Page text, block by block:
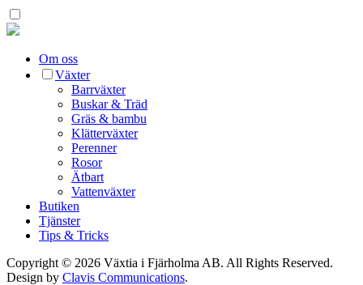
Om oss
Växter
Barrväxter
Buskar & Träd
Gräs & bambu
Klätterväxter
Perenner
Rosor
Ätbart
Vattenväxter
Butiken
Tjänster
Tips & Tricks
Copyright © 2026 Växtia i Fjärholma AB. All Rights Reserved.
Design by Clavis Communications.